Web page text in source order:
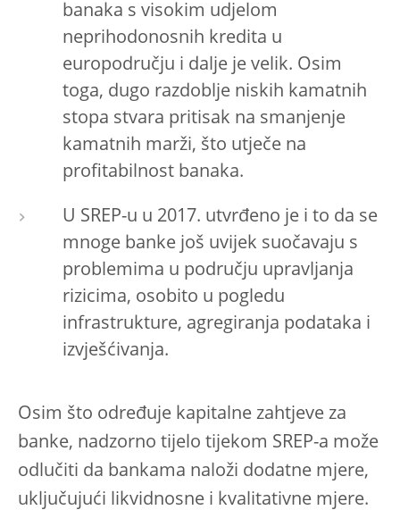
banaka s visokim udjelom
neprihodonosnih kredita u
europodručju i dalje je velik. Osim
toga, dugo razdoblje niskih kamatnih
stopa stvara pritisak na smanjenje
kamatnih marži, što utječe na
profitabilnost banaka.
U SREP-u u 2017. utvrđeno je i to da se
mnoge banke još uvijek suočavaju s
problemima u području upravljanja
rizicima, osobito u pogledu
infrastrukture, agregiranja podataka i
izvješćivanja.
Osim što određuje kapitalne zahtjeve za
banke, nadzorno tijelo tijekom SREP-a može
odlučiti da bankama naloži dodatne mjere,
uključujući likvidnosne i kvalitativne mjere.